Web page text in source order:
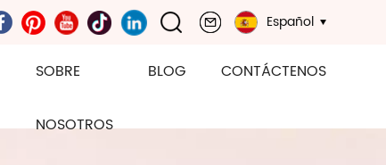
Español
SOBRE
NOSOTROS
BLOG CONTÁCTENOS